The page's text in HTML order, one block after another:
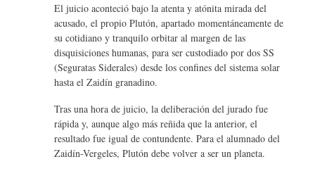
El juicio aconteció bajo la atenta y atónita mirada del
acusado, el propio Plutón, apartado momentáneamente de
su cotidiano y tranquilo orbitar al margen de las
disquisiciones humanas, para ser custodiado por dos SS
(Seguratas Siderales) desde los confines del sistema solar
hasta el Zaidín granadino.
Tras una hora de juicio, la deliberación del jurado fue
rápida y, aunque algo más reñida que la anterior, el
resultado fue igual de contundente. Para el alumnado del
Zaidín-Vergeles, Plutón debe volver a ser un planeta.